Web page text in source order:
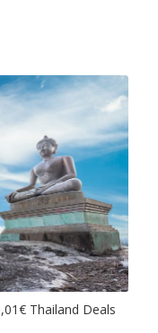
Thailand Deals